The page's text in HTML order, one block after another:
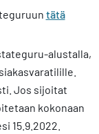
tätä
alustalla,
Jos sijoitat
kokonaan
15.9.2022.